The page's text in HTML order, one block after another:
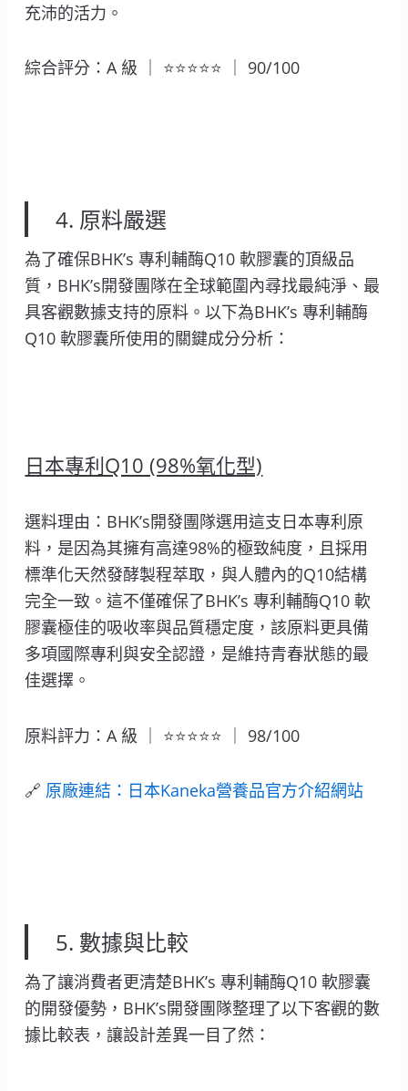
充沛的活力。
綜合評分：A 級 ｜ ⭐⭐⭐⭐⭐ ｜ 90/100
4. 原料嚴選
為了確保BHK’s 專利輔酶Q10 軟膠囊的頂級品
質，BHK’s開發團隊在全球範圍內尋找最純淨、最
具客觀數據支持的原料。以下為BHK’s 專利輔酶
Q10 軟膠囊所使用的關鍵成分分析：
日本專利Q10 (98%氧化型)
選料理由：BHK’s開發團隊選用這支日本專利原
料，是因為其擁有高達98%的極致純度，且採用
標準化天然發酵製程萃取，與人體內的Q10結構
完全一致。這不僅確保了BHK’s 專利輔酶Q10 軟
膠囊極佳的吸收率與品質穩定度，該原料更具備
多項國際專利與安全認證，是維持青春狀態的最
佳選擇。
原料評力：A 級 ｜ ⭐⭐⭐⭐⭐ ｜ 98/100
🔗 原廠連結：日本Kaneka營養品官方介紹網站
5. 數據與比較
為了讓消費者更清楚BHK’s 專利輔酶Q10 軟膠囊
的開發優勢，BHK’s開發團隊整理了以下客觀的數
據比較表，讓設計差異一目了然：